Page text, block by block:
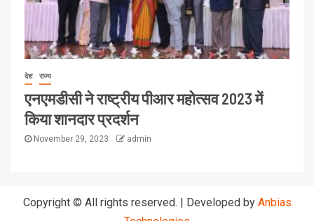
देश राज्य
एनएमडीसी ने राष्ट्रीय पीआर महोत्सव 2023 में
किया शानदार प्रदर्शन
November 29, 2023 admin
Copyright © All rights reserved. Developed by Anbias